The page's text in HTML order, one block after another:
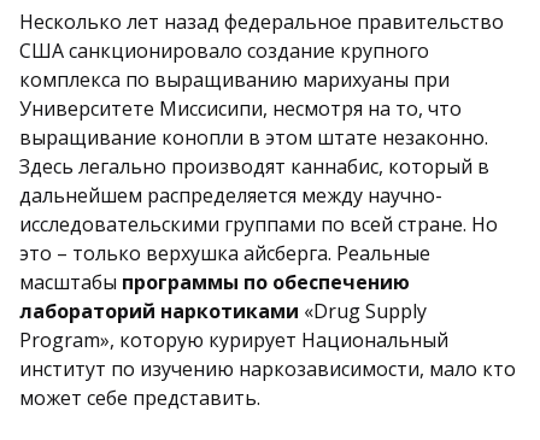
Несколько лет назад федеральное правительство
США санкционировало создание крупного
комплекса по выращиванию марихуаны при
Университете Миссисипи, несмотря на то, что
выращивание конопли в этом штате незаконно.
Здесь легально производят каннабис, который в
дальнейшем распределяется между научно-
исследовательскими группами по всей стране. Но
это – только верхушка айсберга. Реальные
масштабы программы по обеспечению
лабораторий наркотиками «Drug Supply
Program», которую курирует Национальный
институт по изучению наркозависимости, мало кто
может себе представить.